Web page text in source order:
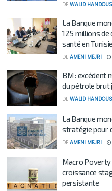
DE WALID HANDOUS
La Banque
125 millions de
santé en Tunisie
DE AMENI MEJRI
BM : excédent
du pétrole brut
DE WALID HANDOUS
La Banque
stratégie pour
DE AMENI MEJRI
Macro Poverty
croissance
persistante